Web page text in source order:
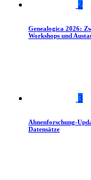
2
Genealogica 2026:
Workshops und
3
Ahnenforschung-
Datensätze